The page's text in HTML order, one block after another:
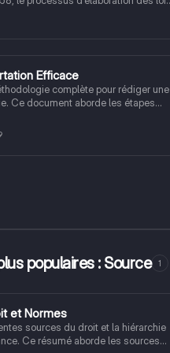
européen. Ce résumé
pouvoirs législatif, exécutif et
Efficace
complète pour rédiger une
Ce document aborde les étapes
en passant par l'élaboration d'une
et d'une conclusion réfléchie.
populaires : Source 1
et Normes
sources du droit et la hiérarchie
Ce résumé aborde les sources